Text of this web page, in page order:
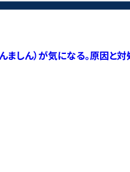
しん）が気になる。原因と対